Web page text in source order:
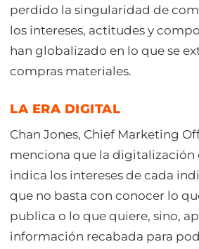
perdido la singularidad de
los intereses, actitudes y
han globalizado en lo que se
compras materiales.
LA ERA DIGITAL
Chan Jones, Chief Marketing
menciona que la digitalización
indica los intereses de cada
que no basta con conocer lo
publica o lo que quiere, sino,
información recabada para